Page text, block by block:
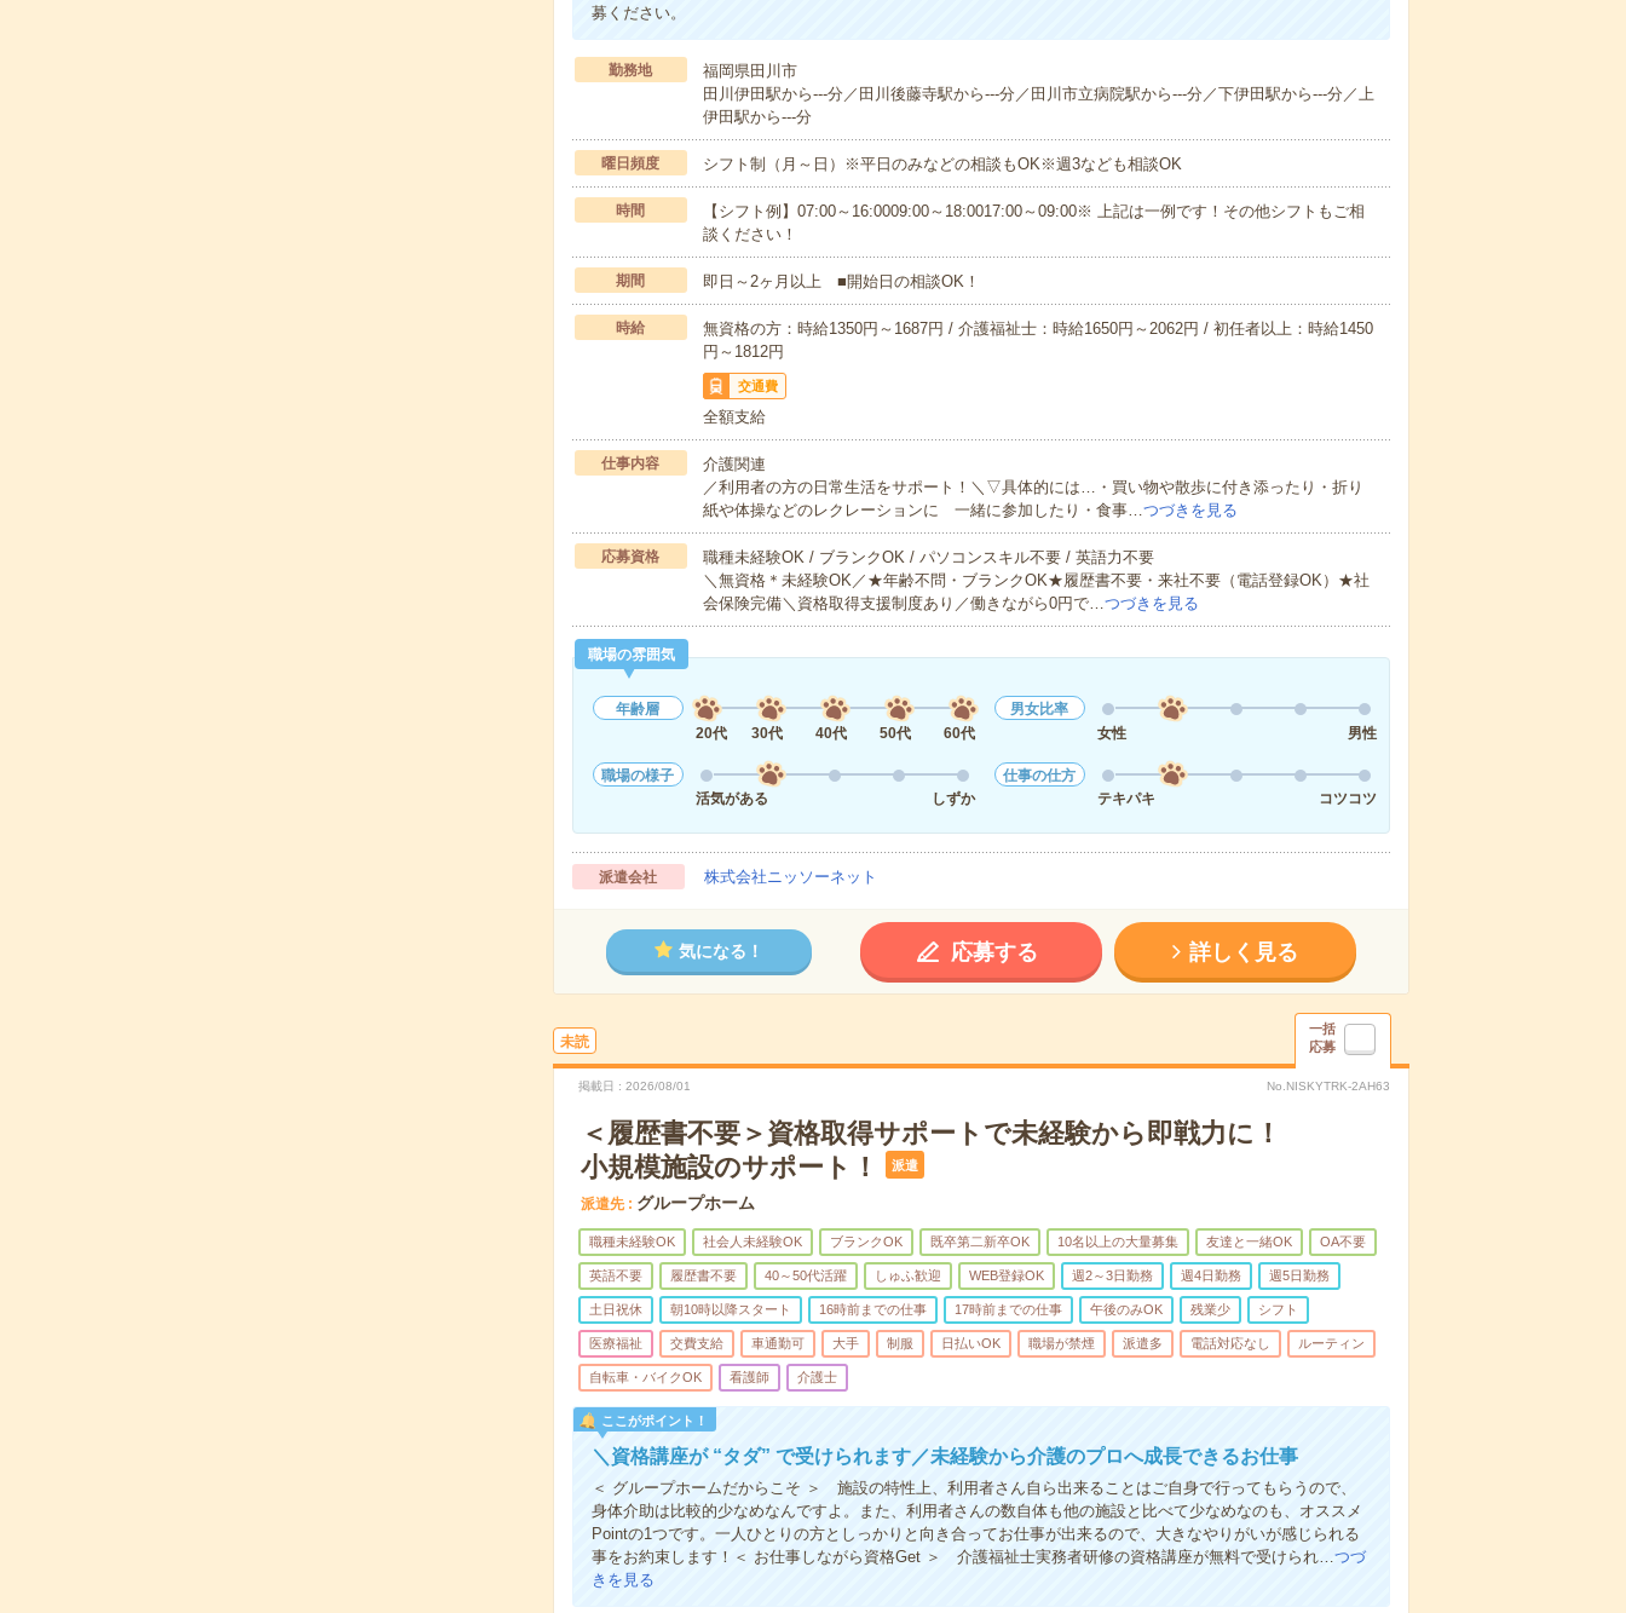
募ください。
勤務地
福岡県田川市
田川伊田駅から---分／田川後藤寺駅から---分／田川市立病院駅から---分／下伊田駅から---分／上
伊田駅から---分
曜日頻度 シフト制（月～日）※平日のみなどの相談もOK※週3なども相談OK
時間
【シフト例】07:00～16:0009:00～18:0017:00～09:00※ 上記は一例です！その他シフトもご相
談ください！
期間 即日～2ヶ月以上 ■開始日の相談OK！
時給
無資格の方：時給1350円～1687円 / 介護福祉士：時給1650円～2062円 / 初任者以上：時給1450
円～1812円
交通費
全額支給
仕事内容
介護関連
／利用者の方の日常生活をサポート！＼▽具体的には…・買い物や散歩に付き添ったり・折り
紙や体操などのレクレーションに 一緒に参加したり・食事…つづきを見る
応募資格
職種未経験OK / ブランクOK / パソコンスキル不要 / 英語力不要
＼無資格＊未経験OK／★年齢不問・ブランクOK★履歴書不要・来社不要（電話登録OK）★社
会保険完備＼資格取得支援制度あり／働きながら0円で…つづきを見る
職場の雰囲気
年齢層
20代
30代 40代 50代 60代
男女比率
女性
男性
職場の様子
活気がある
しずか
仕事の仕方
テキパキ
コツコツ
派遣会社 株式会社ニッソーネット
気になる！ 応募する 詳しく見る
未読
一括
応募
掲載日 2026/08/01 No.NISKYTRK-2AH63
＜履歴書不要＞資格取得サポートで未経験から即戦力に！
小規模施設のサポート！
派遣
派遣先 グループホーム
職種未経験OK 社会人未経験OK ブランクOK 既卒第二新卒OK 10名以上の大量募集 友達と一緒OK OA不要
英語不要 履歴書不要 40～50代活躍 しゅふ歓迎 WEB登録OK 週2～3日勤務 週4日勤務 週5日勤務
土日祝休 朝10時以降スタート 16時前までの仕事 17時前までの仕事 午後のみOK 残業少 シフト
医療福祉 交費支給 車通勤可 大手 制服 日払いOK 職場が禁煙 派遣多 電話対応なし ルーティン
自転車・バイクOK 看護師 介護士
ここがポイント！
＼資格講座が “タダ” で受けられます／未経験から介護のプロへ成長できるお仕事
＜ グループホームだからこそ ＞ 施設の特性上、利用者さん自ら出来ることはご自身で行ってもらうので、
身体介助は比較的少なめなんですよ。また、利用者さんの数自体も他の施設と比べて少なめなのも、オススメ
Pointの1つです。一人ひとりの方としっかりと向き合ってお仕事が出来るので、大きなやりがいが感じられる
事をお約束します！＜ お仕事しながら資格Get ＞ 介護福祉士実務者研修の資格講座が無料で受けられ…つづ
きを見る